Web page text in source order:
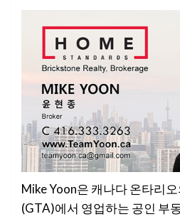
Mike Yoon은 캐나다 온타리
(GTA)에서 영업하는 공인 부